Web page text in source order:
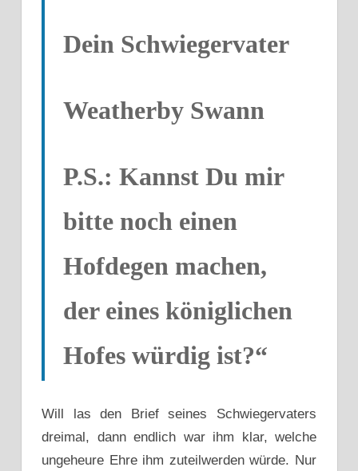
Dein Schwiegervater
Weatherby Swann
P.S.: Kannst Du mir
bitte noch einen
Hofdegen machen,
der eines königlichen
Hofes würdig ist?“
Will las den Brief seines Schwiegervaters
dreimal, dann endlich war ihm klar, welche
ungeheure Ehre ihm zuteilwerden würde. Nur